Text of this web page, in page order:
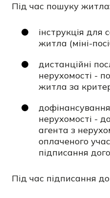
Під час пошуку
інструкція для
житла (міні-
дистанційні
нерухомості -
житла за
нерухомості -
агента з
оплаченого
підписання
Під час підписання